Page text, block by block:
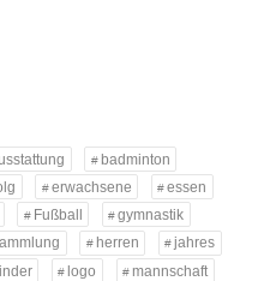
badminton
erwachsene
essen
Fußball
gymnastik
herren
jahres
logo
mannschaft